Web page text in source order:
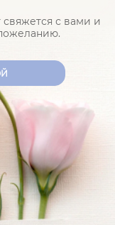
с вами и